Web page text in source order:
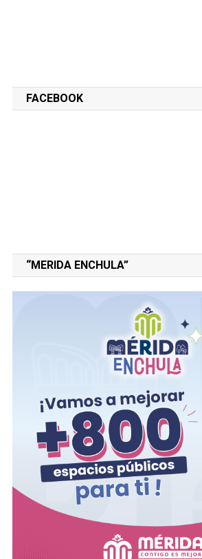
FACEBOOK
“MERIDA ENCHULA”